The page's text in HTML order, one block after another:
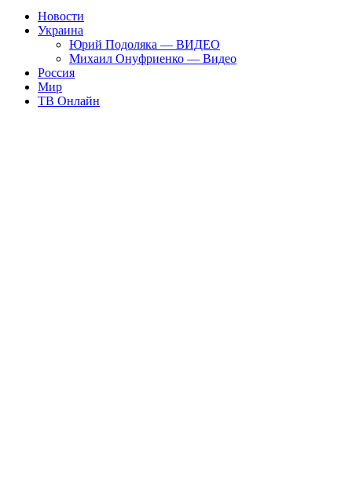
Новости
Украина
Юрий Подоляка — ВИДЕО
Михаил Онуфриенко — Видео
Россия
Мир
ТВ Онлайн